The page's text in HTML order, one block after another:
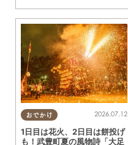
おでかけ 2026.07.12
1日目は花火、2日目は餅投げ
も！武豊町夏の風物詩「大足